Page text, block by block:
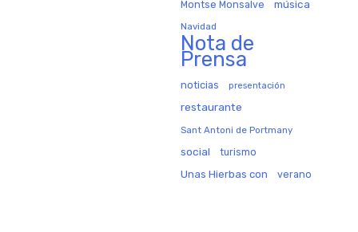
Montse Monsalve música
Navidad
Nota de
Prensa
noticias presentación
restaurante
Sant Antoni de Portmany
social turismo
Unas Hierbas con verano